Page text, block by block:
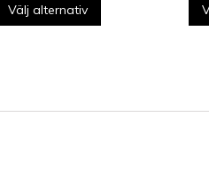
Välj alternativ